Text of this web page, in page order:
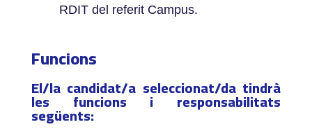
RDIT del referit Campus.
Funcions
El/la candidat/a seleccionat/da tindrà
les funcions i responsabilitats
següents: